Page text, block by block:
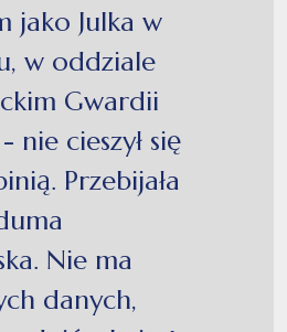
jako Julka w
w oddziale
Gwardii
nie cieszył się
Przebijała
Nie ma
danych,